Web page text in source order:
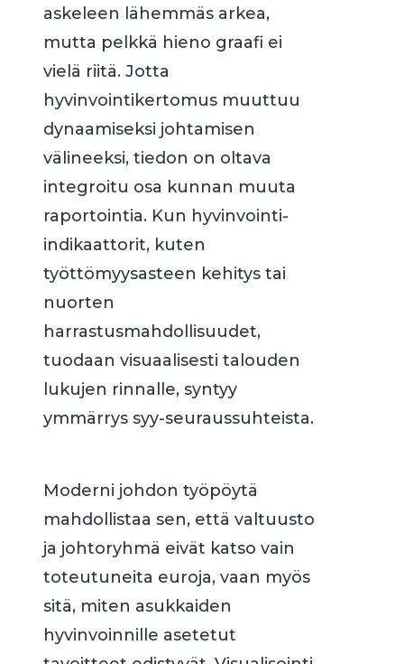
askeleen lähemmäs arkea,
mutta pelkkä hieno graafi ei
vielä riitä. Jotta
hyvinvointikertomus muuttuu
dynaamiseksi johtamisen
välineeksi, tiedon on oltava
integroitu osa kunnan muuta
raportointia. Kun hyvinvointi-
indikaattorit, kuten
työttömyysasteen kehitys tai
nuorten
harrastusmahdollisuudet,
tuodaan visuaalisesti talouden
lukujen rinnalle, syntyy
ymmärrys syy-seuraussuhteista.
Moderni johdon työpöytä
mahdollistaa sen, että valtuusto
ja johtoryhmä eivät katso vain
toteutuneita euroja, vaan myös
sitä, miten asukkaiden
hyvinvoinnille asetetut